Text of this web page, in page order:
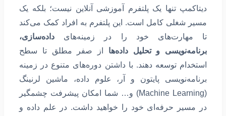
دیتاکمپ تنها یک پلتفرم آموزشی آنلاین نیست؛ بلکه یک
مسیر شغلی کامل است. این پلتفرم به افراد کمک می‌کند
تا مهارت‌های خود را در زمینه‌های داده‌سازی،
برنامه‌نویسی و تحلیل داده‌ها از صفر مطلق تا سطح
استخدام توسعه دهند. با داشتن دوره‌های متنوع در زمینه
برنامه‌نویسی پایتون و آر، علوم داده، ماشین لرنینگ
(Machine Learning) و… شما امکان پیشرفت چشمگیر
در مسیر حرفه‌ای خود را خواهید داشت. در علم داده و